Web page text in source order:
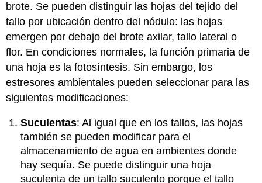
brote. Se pueden distinguir las hojas del tejido del
tallo por ubicación dentro del nódulo: las hojas
emergen por debajo del brote axilar, tallo lateral o
flor. En condiciones normales, la función primaria de
una hoja es la fotosíntesis. Sin embargo, los
estresores ambientales pueden seleccionar para las
siguientes modificaciones:
Suculentas: Al igual que en los tallos, las hojas
también se pueden modificar para el
almacenamiento de agua en ambientes donde
hay sequía. Se puede distinguir una hoja
suculenta de un tallo suculento porque el tallo